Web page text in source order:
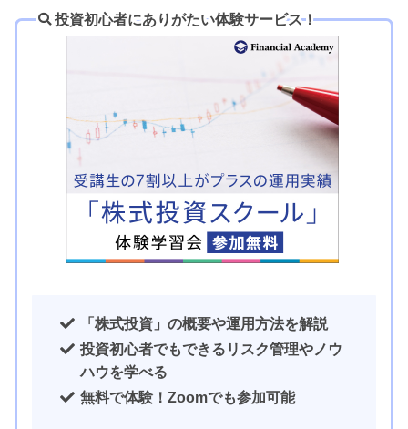
投資初心者にありがたい体験サービス！
「株式投資」の概要や運用方法を解説
投資初心者でもできるリスク管理やノウ
ハウを学べる
無料で体験！Zoomでも参加可能